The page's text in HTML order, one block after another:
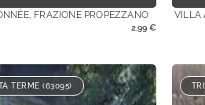
FRAZIONE PROPEZZANO
2,99 €
VILLA
TERME (63095)